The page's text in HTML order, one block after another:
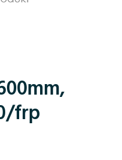
frp